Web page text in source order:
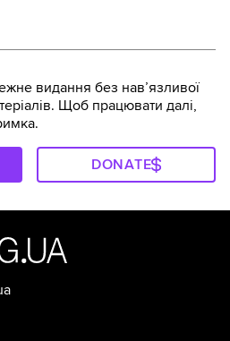
видання без навʼязливої
Щоб працювати далі,
DONATE